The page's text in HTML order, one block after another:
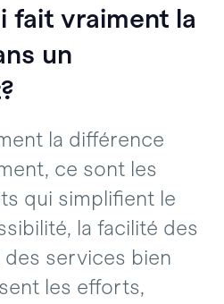
fait vraiment la
un
la différence
ce sont les
qui simplifient le
la facilité des
services bien
les efforts,